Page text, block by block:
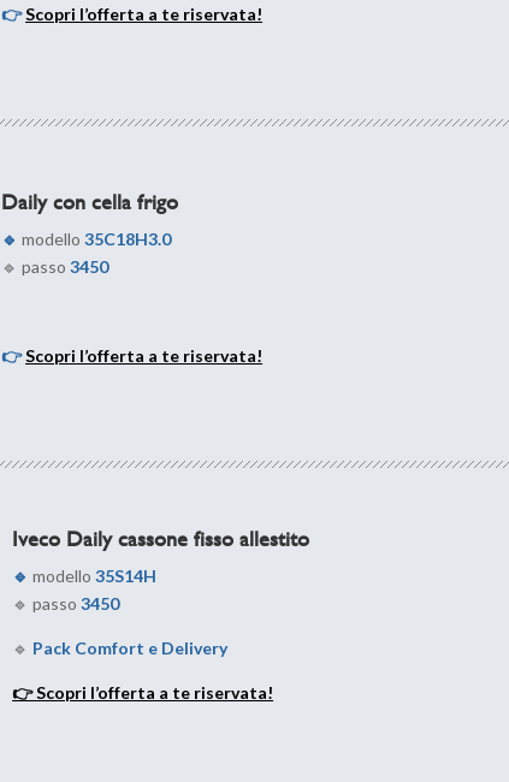
👉Scopri l’offerta a te riservata!
Daily con cella frigo
🔹 modello35C18H3.0
🔹 passo 3450
👉Scopri l’offerta a te riservata!
Iveco Daily cassone fisso allestito
🔹 modello35S14H
🔹 passo3450
🔹 Pack Comfort e Delivery
👉Scopri l’offerta a te riservata!